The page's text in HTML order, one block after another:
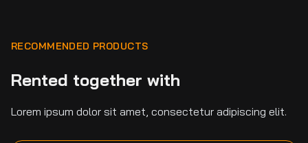
RECOMMENDED PRODUCTS
Rented together with
Lorem ipsum dolor sit amet, consectetur adipiscing elit.